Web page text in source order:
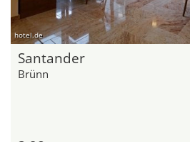
hotel.de
Santander
Brünn